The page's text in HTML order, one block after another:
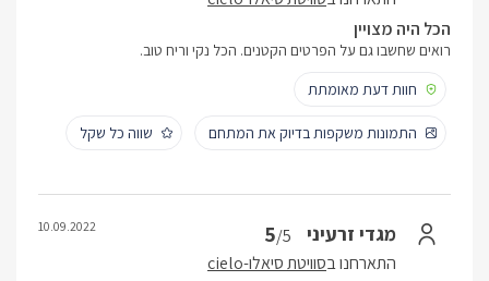
הכל היה מצויין
רואים שחשבו גם על הפרטים הקטנים. הכל נקי וריח טוב.
חוות דעת מאומתת
התמונות משקפות בדיוק את המתחם שווה כל שקל
מגדי זרעיני 5/5
התארחנו בסוויטת סיאלו-cielo
10.09.2022